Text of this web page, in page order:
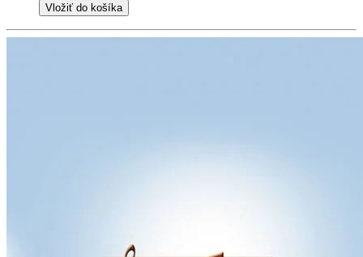
Vložiť do košíka